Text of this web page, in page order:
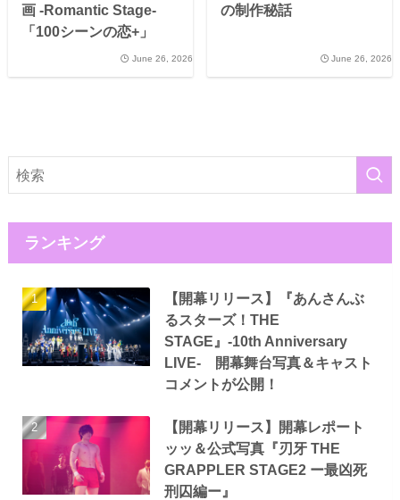
画 -Romantic Stage-
「100シーンの恋+」
June 26, 2026
の制作秘話
June 26, 2026
ランキング
【開幕リリース】『あんさんぶ
るスターズ！THE
STAGE』-10th Anniversary
LIVE- 開幕舞台写真＆キャスト
コメントが公開！
【開幕リリース】開幕レポート
ッッ＆公式写真『刃牙 THE
GRAPPLER STAGE2 ー最凶死
刑囚編ー』